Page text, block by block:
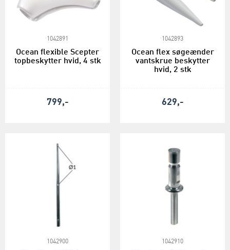
1042891
Ocean flexible Scepter
topbeskytter hvid, 4 stk
799,-
1042893
Ocean flex søgeænder
vantskrue beskytter
hvid, 2 stk
629,-
1042900 1042910